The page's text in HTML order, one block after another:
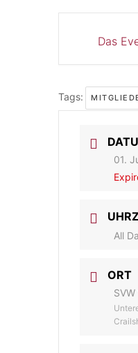
Das
Tags:
01.
All
ORT